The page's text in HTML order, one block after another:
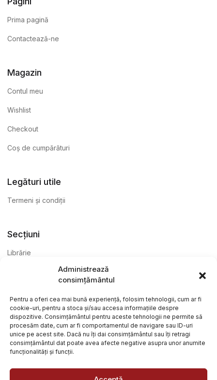
Administrează
consimțământul
Pentru a oferi cea mai bună experiență, folosim tehnologii, cum ar fi
cookie-uri, pentru a stoca și/sau accesa informațiile despre
dispozitive. Consimțământul pentru aceste tehnologii ne permite să
procesăm date, cum ar fi comportamentul de navigare sau ID-uri
unice pe acest site. Dacă nu îți dai consimțământul sau îți retragi
consimțământul dat poate avea afecte negative asupra unor anumite
funcționalități și funcții.
Prima pagină
Contactează-ne
Magazin
Contul meu
Wishlist
Checkout
Coș de cumpărături
Legături utile
Termeni și condiții
Secțiuni
Librărie
@ Librăria Arcana. Toate drepturile rezervate. Site creat de